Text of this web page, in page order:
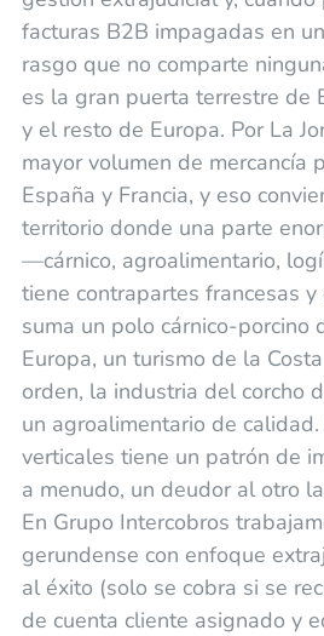
facturas B2B impagadas en
rasgo que no comparte
es la gran puerta terrestre de
y el resto de Europa. Por La
mayor volumen de mercancía
España y Francia, y eso
territorio donde una parte
—cárnico, agroalimentario,
tiene contrapartes francesas
suma un polo cárnico-porcino
Europa, un turismo de la
orden, la industria del corcho
un agroalimentario de
verticales tiene un patrón de
a menudo, un deudor al otro
En Grupo Intercobros
gerundense con enfoque
al éxito (solo se cobra si se
de cuenta cliente asignado y